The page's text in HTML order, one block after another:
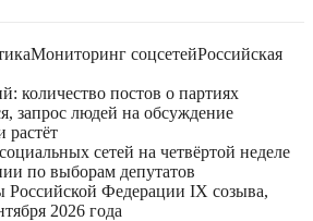
Мониторинг соцсетейРоссийская
количество постов о партиях
запрос людей на обсуждение
растёт
сетей на четвёртой неделе
по выборам депутатов
Российской Федерации IX созыва,
2026 года